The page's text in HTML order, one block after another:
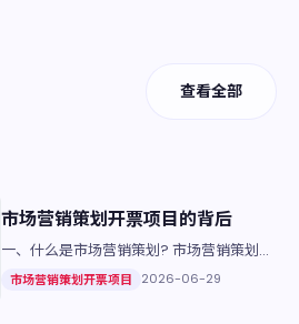
查看全部
市场营销策划开票项目的背后
一、什么是市场营销策划? 市场营销策划是
一种系统化的创意过程，旨在制定策略来推
市场营销策划开票项目 2026-06-29